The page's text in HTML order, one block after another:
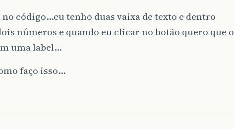
código…eu tenho duas vaixa de texto e dentro
números e quando eu clicar no botão quero que o
uma label…
faço isso…